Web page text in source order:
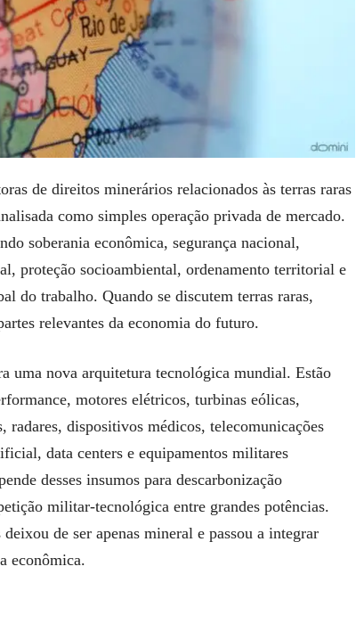
de direitos minerários relacionados às terras raras
como simples operação privada de mercado.
soberania econômica, segurança nacional,
proteção socioambiental, ordenamento territorial e
do trabalho. Quando se discutem terras raras,
relevantes da economia do futuro.
uma nova arquitetura tecnológica mundial. Estão
motores elétricos, turbinas eólicas,
radares, dispositivos médicos, telecomunicações
data centers e equipamentos militares
desses insumos para descarbonização
militar-tecnológica entre grandes potências.
de ser apenas mineral e passou a integrar
econômica.